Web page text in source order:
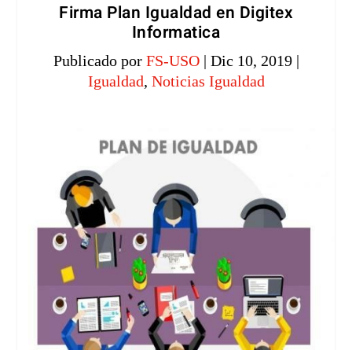
Firma Plan Igualdad en Digitex
Informatica
Publicado por FS-USO| Dic 10, 2019|
Igualdad, Noticias Igualdad